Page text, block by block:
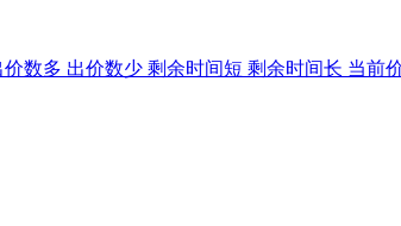
价数多 出价数少 剩余时间短 剩余时间长 当前